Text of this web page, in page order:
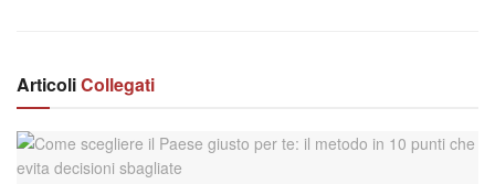
ArticoliCollegati